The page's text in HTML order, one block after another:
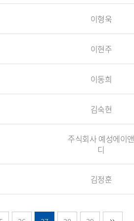
이형욱
이현주
이동희
김숙현
주식회사 예성에이앤
디
김정훈